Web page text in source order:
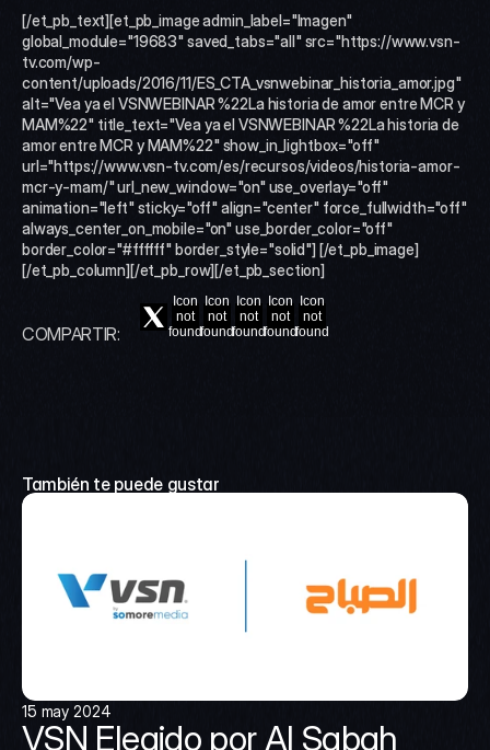
[/et_pb_text][et_pb_image admin_label="Imagen"
global_module="19683" saved_tabs="all" src="https://www.vsn-
tv.com/wp-
content/uploads/2016/11/ES_CTA_vsnwebinar_historia_amor.jpg"
alt="Vea ya el VSNWEBINAR %22La historia de amor entre MCR y
MAM%22" title_text="Vea ya el VSNWEBINAR %22La historia de
amor entre MCR y MAM%22" show_in_lightbox="off"
url="https://www.vsn-tv.com/es/recursos/videos/historia-amor-
mcr-y-mam/" url_new_window="on" use_overlay="off"
animation="left" sticky="off" align="center" force_fullwidth="off"
always_center_on_mobile="on" use_border_color="off"
border_color="#ffffff" border_style="solid"] [/et_pb_image]
[/et_pb_column][/et_pb_row][/et_pb_section]
COMPARTIR:
Icon
not
found
Icon
not
found
Icon
not
found
Icon
not
found
Icon
not
found
También te puede gustar
15 may 2024
VSN Elegido por Al Sabah